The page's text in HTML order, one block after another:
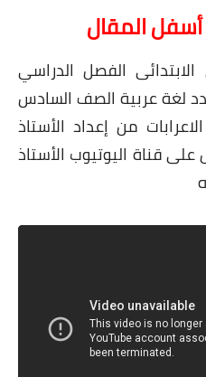
أسفل المقال
الفصل الدراسي
لغة عربية الصف السادس
من إعداد الأستاذ
قناة اليوتيوب الأستاذ